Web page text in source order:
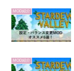
MOD紹介
MOD紹介